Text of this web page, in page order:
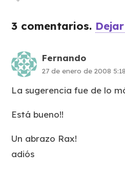
3 comentarios.
Fernando
27 de enero de 2008
La sugerencia fue de lo
Está bueno!!
Un abrazo Rax!
adiós